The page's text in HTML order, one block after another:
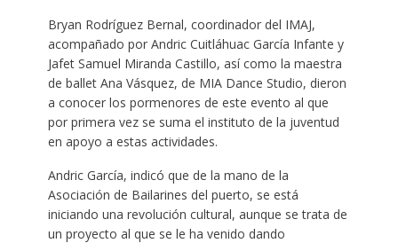
Bryan Rodríguez Bernal, coordinador del IMAJ,
acompañado por Andric Cuitláhuac García Infante y
Jafet Samuel Miranda Castillo, así como la maestra
de ballet Ana Vásquez, de MIA Dance Studio, dieron
a conocer los pormenores de este evento al que
por primera vez se suma el instituto de la juventud
en apoyo a estas actividades.
Andric García, indicó que de la mano de la
Asociación de Bailarines del puerto, se está
iniciando una revolución cultural, aunque se trata de
un proyecto al que se le ha venido dando